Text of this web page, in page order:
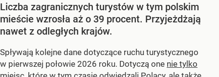
Liczba zagranicznych turystów w tym polskim
mieście wzrosła aż o 39 procent. Przyjeżdżają
nawet z odległych krajów.
Spływają kolejne dane dotyczące ruchu turystycznego
w pierwszej połowie 2026 roku. Dotyczą one nie tylko